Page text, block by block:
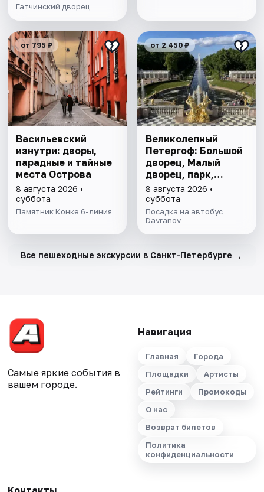
Гатчинский дворец
от 795 ₽
Васильевский
изнутри: дворы,
парадные и тайные
места Острова
8 августа 2026 •
суббота
Памятник Конке 6-линия
от 2 450 ₽
Великолепный
Петергоф: Большой
дворец, Малый
дворец, парк,
фонтаны
8 августа 2026 •
суббота
Посадка на автобус
Davranov
Все пешеходные экскурсии в Санкт-Петербурге →
Самые яркие события в
вашем городе.
Навигация
Главная
Города
Площадки
Артисты
Рейтинги
Промокоды
О нас
Возврат билетов
Политика
конфиденциальности